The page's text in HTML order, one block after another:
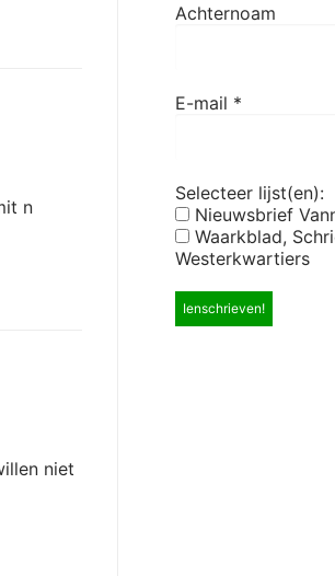
n
niet
Achternoam
E-mail *
Selecteer lijst(en):
Nieuwsbrief
Waarkblad, Schrieven ien t
Westerkwartiers